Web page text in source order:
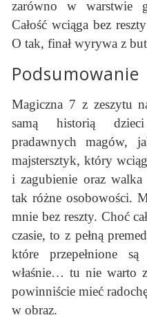
zarówno w warstwie
Całość wciąga bez
O tak, finał wyrywa z
Podsumowanie
Magiczna 7 z zeszytu
samą historią
pradawnych magów,
majstersztyk, który
i zagubienie oraz walka
tak różne osobowości.
mnie bez reszty. Choć
czasie, to z pełną
które przepełnione
właśnie… tu nie warto
powinniście mieć
w obraz.